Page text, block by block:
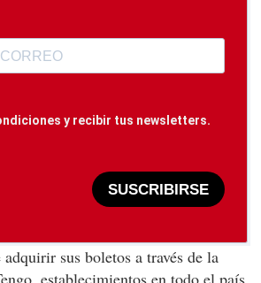
y recibir tus newsletters.
SUSCRIBIRSE
sus boletos a través de la